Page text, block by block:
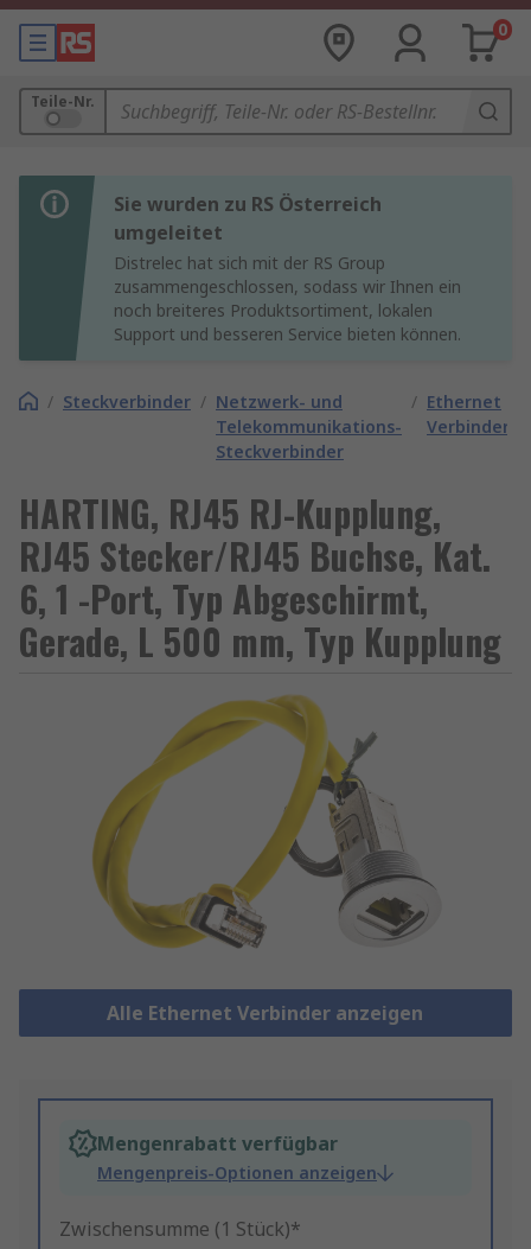
0
Teile-Nr.
Sie wurden zu RS Österreich
umgeleitet
Distrelec hat sich mit der RS Group
zusammengeschlossen, sodass wir Ihnen ein
noch breiteres Produktsortiment, lokalen
Support und besseren Service bieten können.
/ Steckverbinder / Netzwerk- und
Telekommunikations-
Steckverbinder
/ Ethernet
Verbinder
HARTING, RJ45 RJ-Kupplung,
RJ45 Stecker/RJ45 Buchse, Kat.
6, 1 -Port, Typ Abgeschirmt,
Gerade, L 500 mm, Typ Kupplung
Alle Ethernet Verbinder anzeigen
Mengenrabatt verfügbar
Mengenpreis-Optionen anzeigen
Zwischensumme (1 Stück)*